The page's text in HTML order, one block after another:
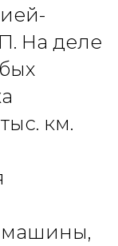
На деле
км.
машины,